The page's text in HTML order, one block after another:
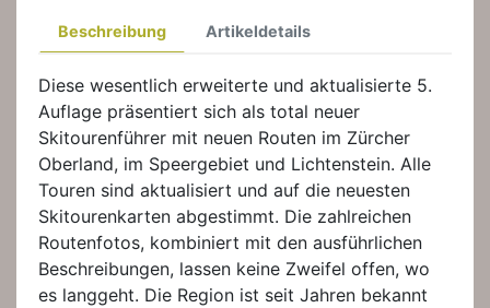
Beschreibung Artikeldetails
Diese wesentlich erweiterte und aktualisierte 5.
Auflage präsentiert sich als total neuer
Skitourenführer mit neuen Routen im Zürcher
Oberland, im Speergebiet und Lichtenstein. Alle
Touren sind aktualisiert und auf die neuesten
Skitourenkarten abgestimmt. Die zahlreichen
Routenfotos, kombiniert mit den ausführlichen
Beschreibungen, lassen keine Zweifel offen, wo
es langgeht. Die Region ist seit Jahren bekannt